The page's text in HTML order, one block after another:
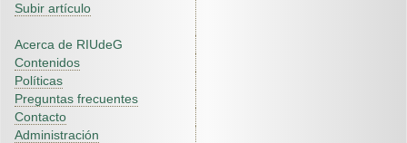
Subir artículo
Acerca de RIUdeG
Contenidos
Políticas
Preguntas frecuentes
Contacto
Administración